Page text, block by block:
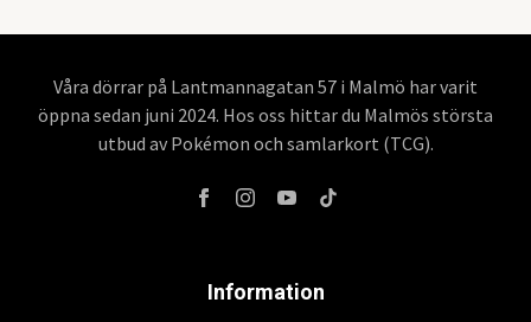
Våra dörrar på Lantmannagatan 57 i Malmö har varit
öppna sedan juni 2024. Hos oss hittar du Malmös största
utbud av Pokémon och samlarkort (TCG).
Information